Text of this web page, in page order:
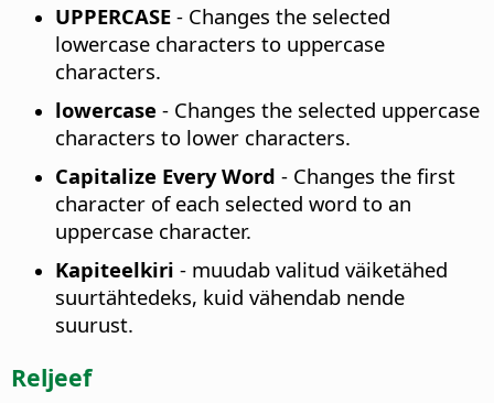
UPPERCASE - Changes the selected
lowercase characters to uppercase
characters.
lowercase - Changes the selected uppercase
characters to lower characters.
Capitalize Every Word - Changes the first
character of each selected word to an
uppercase character.
Kapiteelkiri - muudab valitud väiketähed
suurtähtedeks, kuid vähendab nende
suurust.
Reljeef